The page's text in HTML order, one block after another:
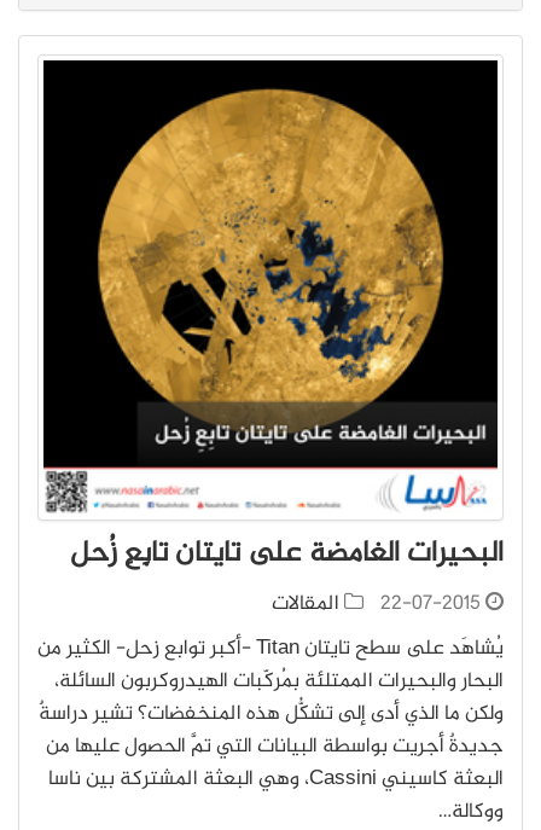
البحيرات الغامضة على تايتان تابِعِ زُحل
22-07-2015
المقالات
يُشاهَد على سطح تايتان Titan -أكبر توابع زحل- الكثير من
البحار والبحيرات الممتلئة بمُركّبات الهيدروكربون السائلة،
ولكن ما الذي أدى إلى تشكُّل هذه المنخفضات؟ تشير دراسةٌ
جديدةٌ أجريت بواسطة البيانات التي تمَّ الحصول عليها من
البعثة كاسيني Cassini، وهي البعثة المشتركة بين ناسا
ووكالة…